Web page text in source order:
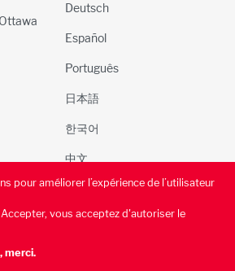
pour améliorer l’expérience de l’utilisateur
vous acceptez d'autoriser le
merci.
Deutsch
Español
Português
日本語
한국어
中文
du tourisme et des congres
Inc. Tous droits réservés.
des médias sociaux